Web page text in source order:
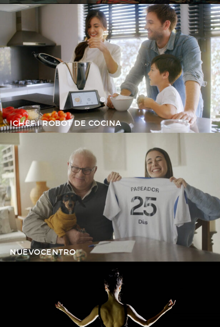
ICHEF I ROBOT DE COCINA
NUEVOCENTRO